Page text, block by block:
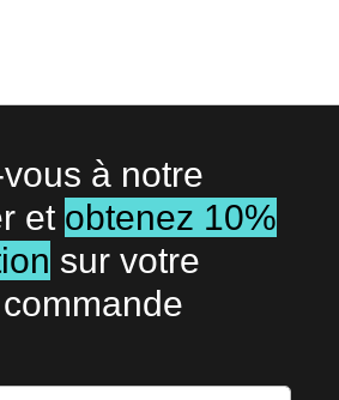
à notre
et obtenez 10%
sur votre